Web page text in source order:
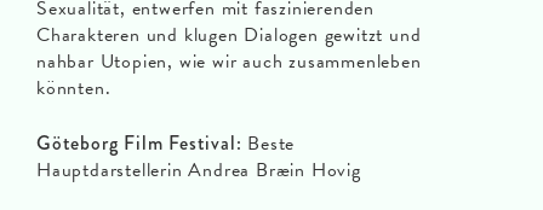
Sexualität, entwerfen mit faszinierenden
Charakteren und klugen Dialogen gewitzt und
nahbar Utopien, wie wir auch zusammenleben
könnten.
Göteborg Film Festival: Beste
Hauptdarstellerin Andrea Bræin Hovig